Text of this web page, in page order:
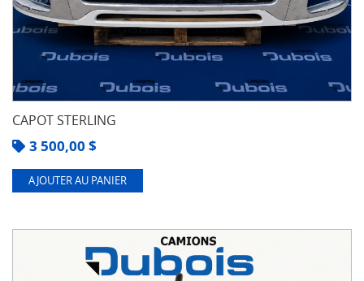
CAPOT STERLING
3 500,00 $
AJOUTER AU PANIER